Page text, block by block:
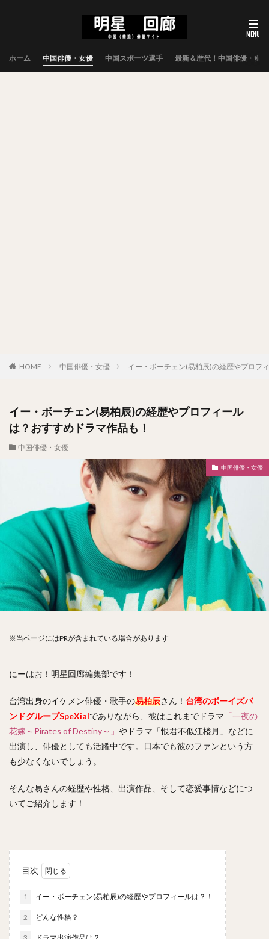
ホーム 中国俳優・女優 中国スポーツ選手 最新＆歴代！中国俳優・女
HOME 中国俳優・女優 イー・ボーチェン(易柏辰)の経歴やプロフ
イー・ボーチェン(易柏辰)の経歴やプロフィール
は？おすすめドラマ作品も！
中国俳優・女優
中国俳優・女優
※当ページにはPRが含まれている場合があります
にーはお！明星回廊編集部です！
台湾出身のイケメン俳優・歌手の易柏辰さん！ 台湾のボーイズバ
ンドグループSpeXialでありながら、彼はこれまでドラマ 「一夜の
花嫁～Pirates of Destiny～」 やドラマ「恨君不似江楼月」などに
出演し、俳優としても活躍中です。日本でも彼のファンという方
も少なくないでしょう。
そんな易さんの経歴や性格、出演作品、そして恋愛事情などにつ
いてご紹介します！
目次
1 イー・ボーチェン(易柏辰)の経歴やプロフィールは？！
2 どんな性格？